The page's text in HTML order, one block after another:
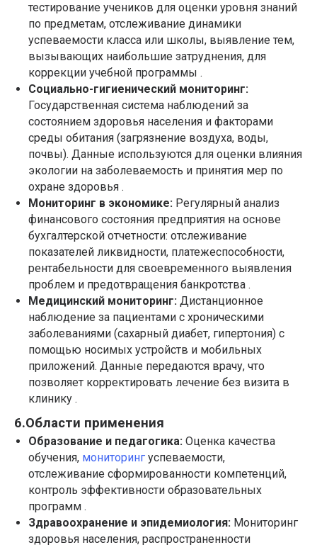
тестирование учеников для оценки уровня знаний
по предметам, отслеживание динамики
успеваемости класса или школы, выявление тем,
вызывающих наибольшие затруднения, для
коррекции учебной программы .
Социально-гигиенический мониторинг:
Государственная система наблюдений за
состоянием здоровья населения и факторами
среды обитания (загрязнение воздуха, воды,
почвы). Данные используются для оценки влияния
экологии на заболеваемость и принятия мер по
охране здоровья .
Мониторинг в экономике: Регулярный анализ
финансового состояния предприятия на основе
бухгалтерской отчетности: отслеживание
показателей ликвидности, платежеспособности,
рентабельности для своевременного выявления
проблем и предотвращения банкротства .
Медицинский мониторинг: Дистанционное
наблюдение за пациентами с хроническими
заболеваниями (сахарный диабет, гипертония) с
помощью носимых устройств и мобильных
приложений. Данные передаются врачу, что
позволяет корректировать лечение без визита в
клинику .
6.Области применения
Образование и педагогика: Оценка качества
обучения, мониторинг успеваемости,
отслеживание сформированности компетенций,
контроль эффективности образовательных
программ .
Здравоохранение и эпидемиология: Мониторинг
здоровья населения, распространенности